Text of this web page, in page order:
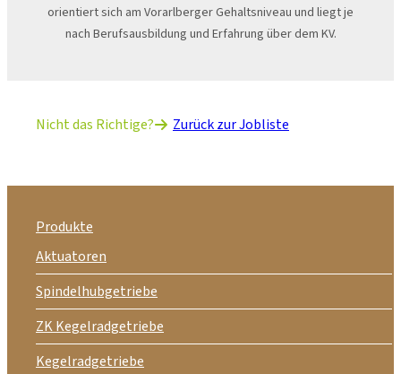
orientiert sich am Vorarlberger Gehaltsniveau und liegt je
nach Berufsausbildung und Erfahrung über dem KV.
Nicht das Richtige? Zurück zur Jobliste
Produkte
Aktuatoren
Spindelhubgetriebe
ZK Kegelradgetriebe
Kegelradgetriebe